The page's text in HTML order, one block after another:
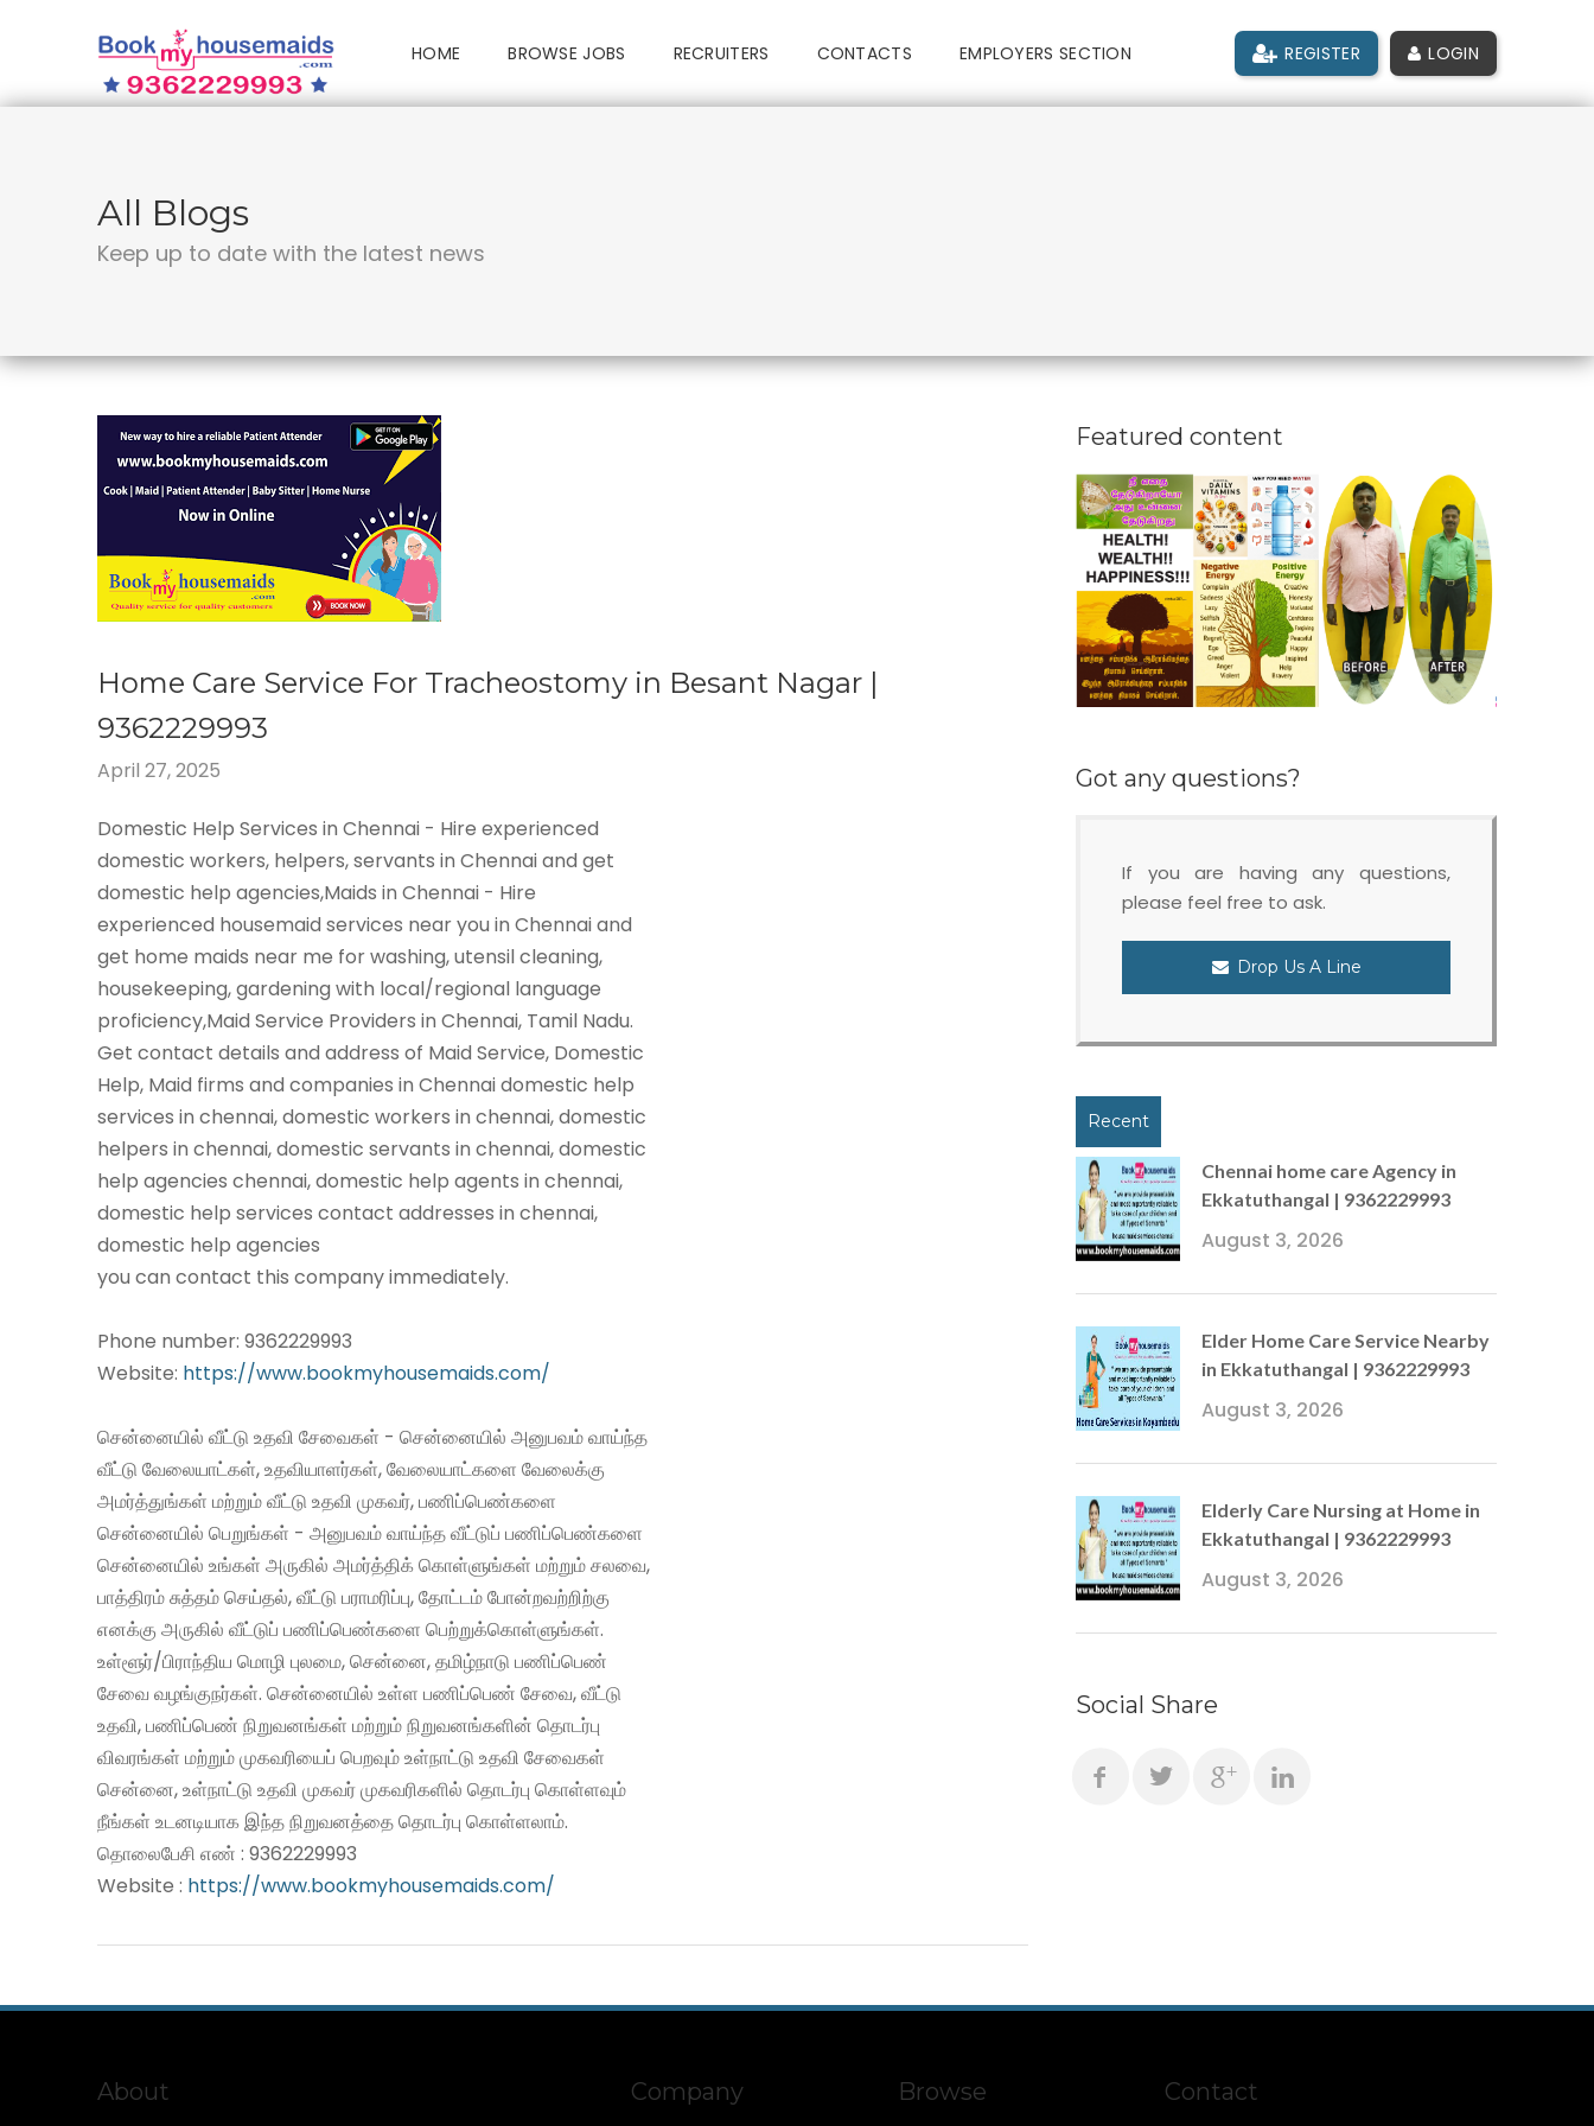
HOME BROWSE JOBS RECRUITERS CONTACTS EMPLOYERS SECTION REGISTER LOGIN
All Blogs
Keep up to date with the latest news
Home Care Service For Tracheostomy in Besant Nagar |
9362229993
April 27, 2025
Domestic Help Services in Chennai - Hire experienced
domestic workers, helpers, servants in Chennai and get
domestic help agencies,Maids in Chennai - Hire
experienced housemaid services near you in Chennai and
get home maids near me for washing, utensil cleaning,
housekeeping, gardening with local/regional language
proficiency,Maid Service Providers in Chennai, Tamil Nadu.
Get contact details and address of Maid Service, Domestic
Help, Maid firms and companies in Chennai domestic help
services in chennai, domestic workers in chennai, domestic
helpers in chennai, domestic servants in chennai, domestic
help agencies chennai, domestic help agents in chennai,
domestic help services contact addresses in chennai,
domestic help agencies
you can contact this company immediately.
Phone number: 9362229993
Website: https://www.bookmyhousemaids.com/
சென்னையில் வீட்டு உதவி சேவைகள் - சென்னையில் அனுபவம் வாய்ந்த
வீட்டு வேலையாட்கள், உதவியாளர்கள், வேலையாட்களை வேலைக்கு
அமர்த்துங்கள் மற்றும் வீட்டு உதவி முகவர், பணிப்பெண்களை
சென்னையில் பெறுங்கள் - அனுபவம் வாய்ந்த வீட்டுப் பணிப்பெண்களை
சென்னையில் உங்கள் அருகில் அமர்த்திக் கொள்ளுங்கள் மற்றும் சலவை,
பாத்திரம் சுத்தம் செய்தல், வீட்டு பராமரிப்பு, தோட்டம் போன்றவற்றிற்கு
எனக்கு அருகில் வீட்டுப் பணிப்பெண்களை பெற்றுக்கொள்ளுங்கள்.
உள்ளூர்/பிராந்திய மொழி புலமை, சென்னை, தமிழ்நாடு பணிப்பெண்
சேவை வழங்குநர்கள். சென்னையில் உள்ள பணிப்பெண் சேவை, வீட்டு
உதவி, பணிப்பெண் நிறுவனங்கள் மற்றும் நிறுவனங்களின் தொடர்பு
விவரங்கள் மற்றும் முகவரியைப் பெறவும் உள்நாட்டு உதவி சேவைகள்
சென்னை, உள்நாட்டு உதவி முகவர் முகவரிகளில் தொடர்பு கொள்ளவும்
நீங்கள் உடனடியாக இந்த நிறுவனத்தை தொடர்பு கொள்ளலாம்.
தொலைபேசி எண் : 9362229993
Website : https://www.bookmyhousemaids.com/
Featured content
Got any questions?
If you are having any questions,
please feel free to ask.
Drop Us A Line
Recent
Chennai home care Agency in
Ekkatuthangal | 9362229993
August 3, 2026
Elder Home Care Service Nearby
in Ekkatuthangal | 9362229993
August 3, 2026
Elderly Care Nursing at Home in
Ekkatuthangal | 9362229993
August 3, 2026
Social Share
About Company Browse Contact